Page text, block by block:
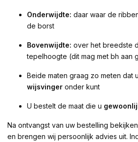
Onderwijdte: daar waar de
de borst
Bovenwijdte: over het breedste
tepelhoogte (dit mag met bh aan
Beide maten graag zo meten dat
wijsvinger onder kunt
U bestelt de maat die u
Na ontvangst van uw bestelling
en brengen wij persoonlijk advies uit.